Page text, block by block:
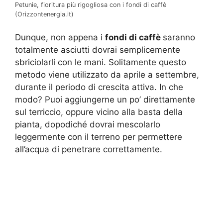
Petunie, fioritura più rigogliosa con i fondi di caffè
(Orizzontenergia.it)
Dunque, non appena i fondi di caffè saranno
totalmente asciutti dovrai semplicemente
sbriciolarli con le mani. Solitamente questo
metodo viene utilizzato da aprile a settembre,
durante il periodo di crescita attiva. In che
modo? Puoi aggiungerne un po’ direttamente
sul terriccio, oppure vicino alla basta della
pianta, dopodiché dovrai mescolarlo
leggermente con il terreno per permettere
all’acqua di penetrare correttamente.